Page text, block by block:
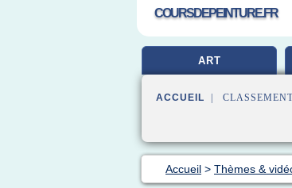
COURSDEPEINTURE.FR
ART
ACCUEIL |
Accueil > Thèmes &